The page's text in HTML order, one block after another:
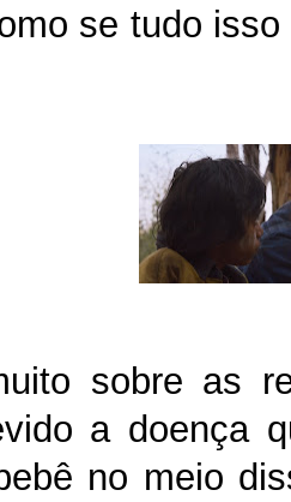
se tudo
sobre as
a doença
no meio